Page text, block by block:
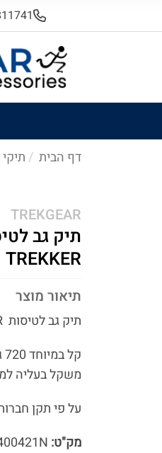
דף הבית
TREKGEAR
TREKKER
תיאור מוצר
תיק גב לטיסות ULTRA CABIN TREKKER
משקל בעליה
על פי תקן
מק"ט: